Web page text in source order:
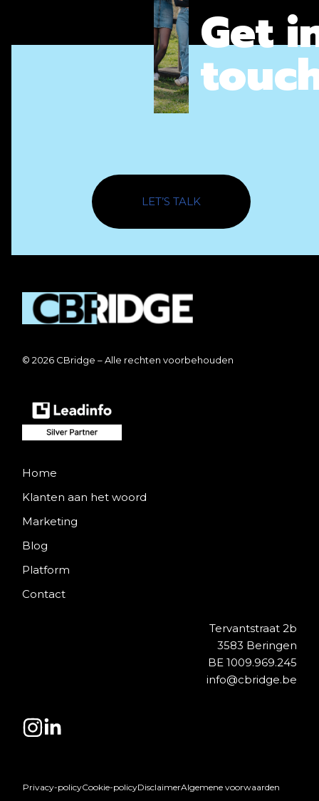
Get
LET’S TALK
© 2026 CBridge – Alle rechten voorbehouden
Home
Klanten aan het woord
Marketing
Blog
Platform
Contact
Tervantstraat 2b
3583 Beringen
BE 1009.969.245
info@cbridge.be
Privacy-policyCookie-policyDisclaimerAlgemene voorwaarden